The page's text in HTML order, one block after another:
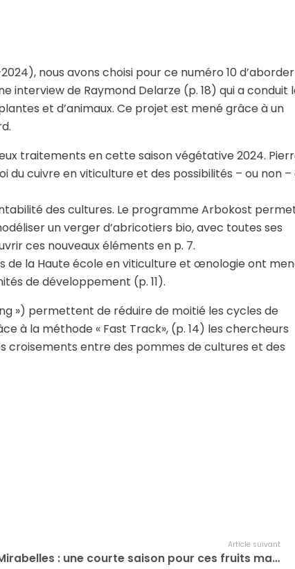
nous avons choisi pour ce numéro 10 d’aborder
interview de Raymond Delarze (p. 18) qui a conduit
et d’animaux. Ce projet est mené grâce à un
traitements en cette saison végétative 2024.
du cuivre en viticulture et des possibilités – ou non –
des cultures. Le programme Arbokost
un verger d’abricotiers bio, avec toutes ses
ces nouveaux éléments en p. 7.
de la Haute école en viticulture et œnologie ont
de développement (p. 11).
») permettent de réduire de moitié les cycles de
à la méthode « Fast Track», (p. 14) les chercheurs
croisements entre des pommes de cultures et des
Article suivant
Mirabelles : une courte saison pour ces fruits magnifiques